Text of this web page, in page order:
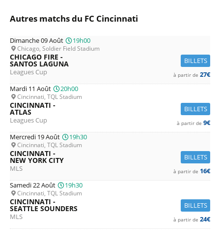
Autres matchs du FC Cincinnati
Dimanche 09 Août 19h00
Chicago, Soldier Field Stadium
BILLETS
CHICAGO FIRE -
SANTOS LAGUNA
Leagues Cup à partir de 27€
Mardi 11 Août
20h00
Cincinnati, TQL Stadium
BILLETS
CINCINNATI -
ATLAS
Leagues Cup à partir de 9€
Mercredi 19 Août
19h30
Cincinnati, TQL Stadium
BILLETS
CINCINNATI -
NEW YORK CITY
MLS à partir de 16€
Samedi 22 Août
19h30
Cincinnati, TQL Stadium
BILLETS
CINCINNATI -
SEATTLE SOUNDERS
MLS à partir de 24€